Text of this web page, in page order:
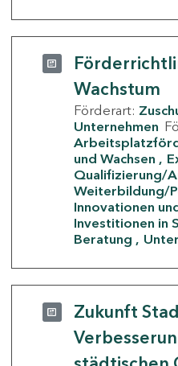
Wachstum
Förderart:
Unternehmen
und Wachsen
Qualifizierung/
Weiterbildung/
Innovationen
Investitionen in
Beratung
Zukunft